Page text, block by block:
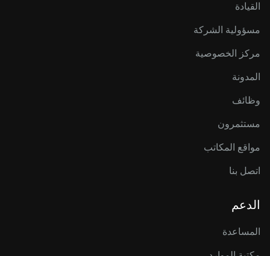
القيادة
مسؤولية الشركة
مركز الخصوصية
المدونة
وظائف
مستثمرون
مواقع المكاتب
اتصل بنا
الدعم
المساعدة